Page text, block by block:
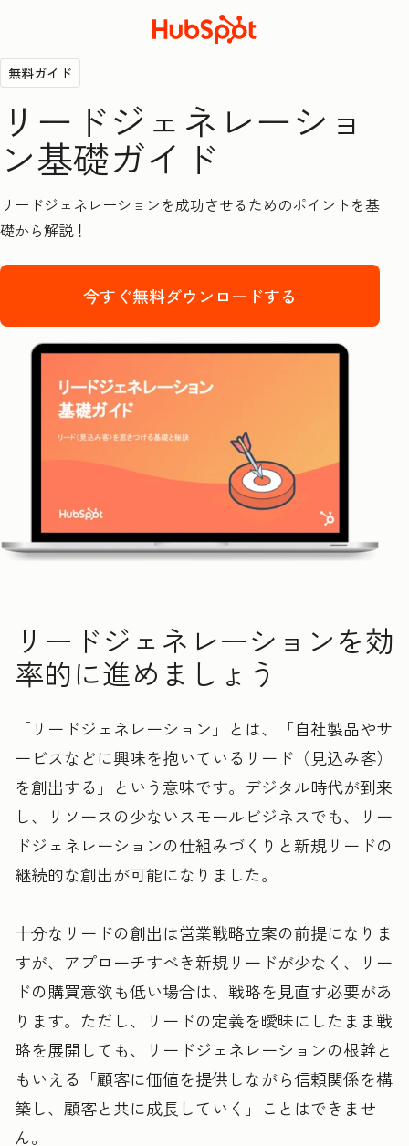
無料ガイド
リードジェネレーショ
ン基礎ガイド
リードジェネレーションを成功させるためのポイントを基
礎から解説！
今すぐ無料ダウンロードする
リードジェネレーションを効
率的に進めましょう
「リードジェネレーション」とは、「自社製品やサ
ービスなどに興味を抱いているリード（見込み客）
を創出する」という意味です。デジタル時代が到来
し、リソースの少ないスモールビジネスでも、リー
ドジェネレーションの仕組みづくりと新規リードの
継続的な創出が可能になりました。
十分なリードの創出は営業戦略立案の前提になりま
すが、アプローチすべき新規リードが少なく、リー
ドの購買意欲も低い場合は、戦略を見直す必要があ
ります。ただし、リードの定義を曖昧にしたまま戦
略を展開しても、リードジェネレーションの根幹と
もいえる「顧客に価値を提供しながら信頼関係を構
築し、顧客と共に成長していく」ことはできませ
ん。